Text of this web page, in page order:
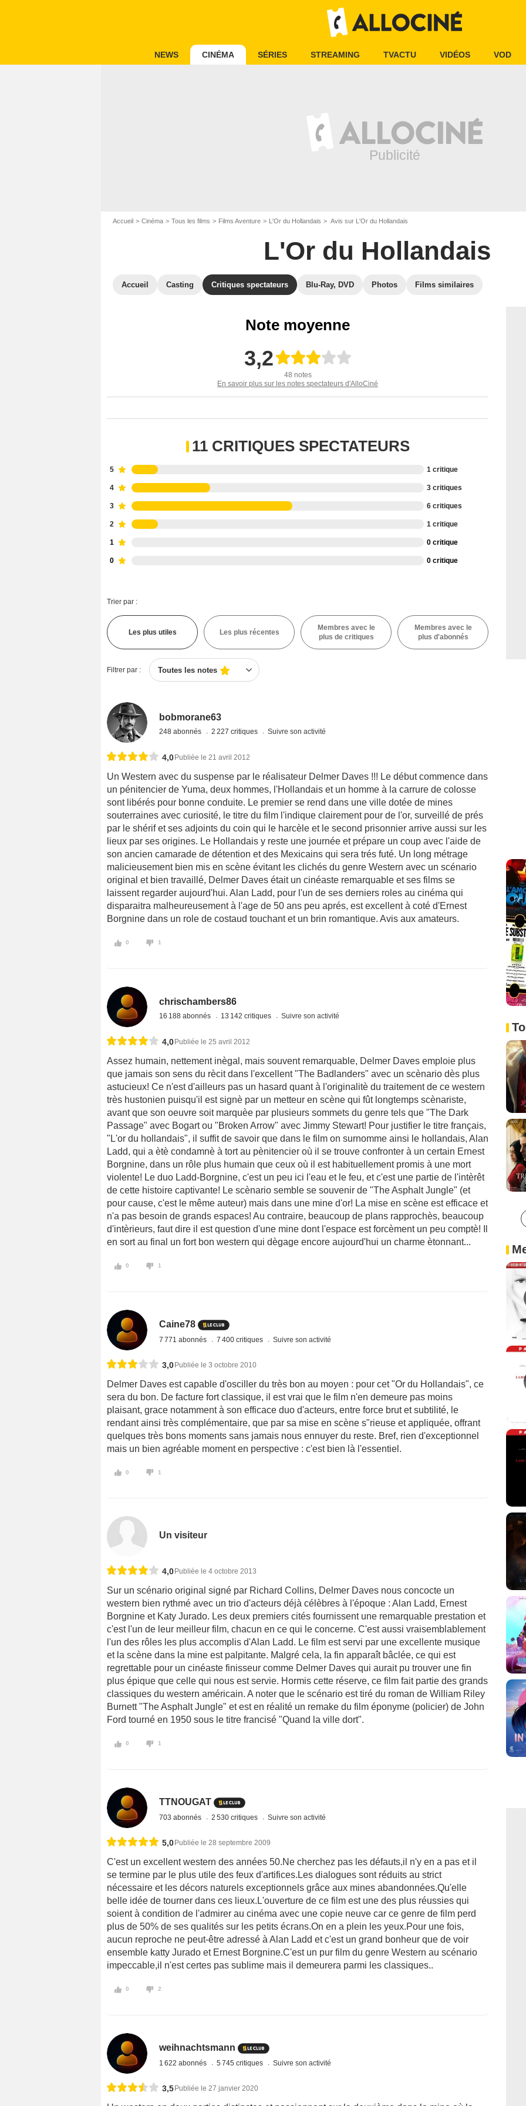
NEWS CINÉMA SÉRIES STREAMING TVACTU VIDÉOS VOD
Accueil Cinéma Tous les films Films Aventure L'Or du Hollandais Avis sur L'Or du Hollandais
L'Or du Hollandais
Accueil Casting Critiques spectateurs Blu-Ray, DVD Photos Films similaires
Note moyenne
3,2
48 notes
En savoir plus sur les notes spectateurs d'AlloCiné
11 CRITIQUES SPECTATEURS
5 1 critique
4 3 critiques
3 6 critiques
2 1 critique
1 0 critique
0 0 critique
Trier par :
Les plus utiles Les plus récentes
Membres avec le
plus de critiques
Membres avec le
plus d'abonnés
Filtrer par : Toutes les notes
bobmorane63
248 abonnés 2 227 critiques Suivre son activité
4,0 Publiée le 21 avril 2012
Un Western avec du suspense par le réalisateur Delmer Daves !!! Le début commence dans
un pénitencier de Yuma, deux hommes, l'Hollandais et un homme à la carrure de colosse
sont libérés pour bonne conduite. Le premier se rend dans une ville dotée de mines
souterraines avec curiosité, le titre du film l'indique clairement pour de l'or, surveillé de prés
par le shérif et ses adjoints du coin qui le harcèle et le second prisonnier arrive aussi sur les
lieux par ses origines. Le Hollandais y reste une journée et prépare un coup avec l'aide de
son ancien camarade de détention et des Mexicains qui sera trés futé. Un long métrage
malicieusement bien mis en scène évitant les clichés du genre Western avec un scénario
original et bien travaillé, Delmer Daves était un cinéaste remarquable et ses films se
laissent regarder aujourd'hui. Alan Ladd, pour l'un de ses derniers roles au cinéma qui
disparaitra malheureusement à l'age de 50 ans peu aprés, est excellent à coté d'Ernest
Borgnine dans un role de costaud touchant et un brin romantique. Avis aux amateurs.
0 1
chrischambers86
16 188 abonnés 13 142 critiques Suivre son activité
4,0Publiée le 25 avril 2012
Assez humain, nettement inègal, mais souvent remarquable, Delmer Daves emploie plus
que jamais son sens du rècit dans l'excellent "The Badlanders" avec un scènario dès plus
astucieux! Ce n'est d'ailleurs pas un hasard quant à l'originalitè du traitement de ce western
très hustonien puisqu'il est signè par un metteur en scène qui fût longtemps scènariste,
avant que son oeuvre soit marquèe par plusieurs sommets du genre tels que "The Dark
Passage" avec Bogart ou "Broken Arrow" avec Jimmy Stewart! Pour justifier le titre français,
"L'or du hollandais", il suffit de savoir que dans le film on surnomme ainsi le hollandais, Alan
Ladd, qui a ètè condamnè à tort au pènitencier où il se trouve confronter à un certain Ernest
Borgnine, dans un rôle plus humain que ceux où il est habituellement promis à une mort
violente! Le duo Ladd-Borgnine, c'est un peu ici l'eau et le feu, et c'est une partie de l'intèrêt
de cette histoire captivante! Le scènario semble se souvenir de "The Asphalt Jungle" (et
pour cause, c'est le même auteur) mais dans une mine d'or! La mise en scène est efficace et
n'a pas besoin de grands espaces! Au contraire, beaucoup de plans rapprochès, beaucoup
d'intèrieurs, faut dire il est question d'une mine dont l'espace est forcèment un peu comptè! Il
en sort au final un fort bon western qui dègage encore aujourd'hui un charme ètonnant...
0 1
Caine78
7 771 abonnés 7 400 critiques Suivre son activité
3,0Publiée le 3 octobre 2010
Delmer Daves est capable d'osciller du très bon au moyen : pour cet "Or du Hollandais", ce
sera du bon. De facture fort classique, il est vrai que le film n'en demeure pas moins
plaisant, grace notamment à son efficace duo d'acteurs, entre force brut et subtilité, le
rendant ainsi très complémentaire, que par sa mise en scène s"rieuse et appliquée, offrant
quelques très bons moments sans jamais nous ennuyer du reste. Bref, rien d'exceptionnel
mais un bien agréable moment en perspective : c'est bien là l'essentiel.
0 1
Un visiteur
4,0 Publiée le 4 octobre 2013
Sur un scénario original signé par Richard Collins, Delmer Daves nous concocte un
western bien rythmé avec un trio d'acteurs déjà célèbres à l'époque : Alan Ladd, Ernest
Borgnine et Katy Jurado. Les deux premiers cités fournissent une remarquable prestation et
c'est l'un de leur meilleur film, chacun en ce qui le concerne. C'est aussi vraisemblablement
l'un des rôles les plus accomplis d'Alan Ladd. Le film est servi par une excellente musique
et la scène dans la mine est palpitante. Malgré cela, la fin apparaît bâclée, ce qui est
regrettable pour un cinéaste finisseur comme Delmer Daves qui aurait pu trouver une fin
plus épique que celle qui nous est servie. Hormis cette réserve, ce film fait partie des grands
classiques du western américain. A noter que le scénario est tiré du roman de William Riley
Burnett "The Asphalt Jungle" et est en réalité un remake du film éponyme (policier) de John
Ford tourné en 1950 sous le titre francisé "Quand la ville dort".
0 1
TTNOUGAT
703 abonnés 2 530 critiques Suivre son activité
5,0 Publiée le 28 septembre 2009
C'est un excellent western des années 50.Ne cherchez pas les défauts,il n'y en a pas et il
se termine par le plus utile des feux d'artifices.Les dialogues sont réduits au strict
nécessaire et les décors naturels exceptionnels grâce aux mines abandonnées.Qu'elle
belle idée de tourner dans ces lieux.L'ouverture de ce film est une des plus réussies qui
soient à condition de l'admirer au cinéma avec une copie neuve car ce genre de film perd
plus de 50% de ses qualités sur les petits écrans.On en a plein les yeux.Pour une fois,
aucun reproche ne peut-être adressé à Alan Ladd et c'est un grand bonheur que de voir
ensemble katty Jurado et Ernest Borgnine.C'est un pur film du genre Western au scénario
impeccable,il n'est certes pas sublime mais il demeurera parmi les classiques..
0 2
weihnachtsmann
1 622 abonnés 5 745 critiques Suivre son activité
3,5 Publiée le 27 janvier 2020